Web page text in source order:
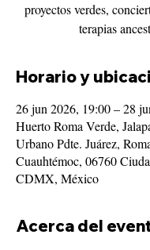
proyectos verdes,
terapias
Horario y
26 jun 2026, 19:00 – 28
Huerto Roma Verde,
Urbano Pdte. Juárez,
Cuauhtémoc, 06760
CDMX, México
Acerca del